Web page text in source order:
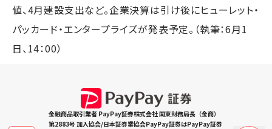
値、4月建設支出など。企業決算は引け後にヒューレット・
パッカード・エンタープライズが発表予定。（執筆：6月1
日、14：00）
金融商品取引業者 PayPay証券株式会社 関東財務局長（金商）
第2883号 加入協会/日本証券業協会PayPay証券はPayPay証券